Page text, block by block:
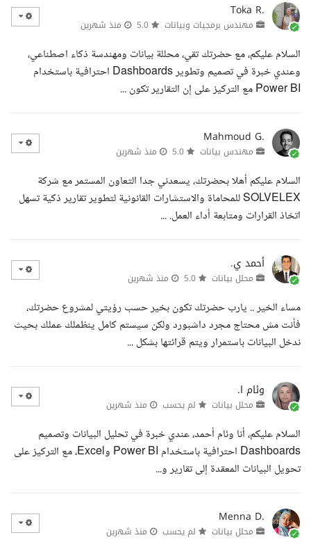
Toka R.
مهندس برمجيات وبيانات منذ شهرين
السلام عليكم، مع حضرتك تقي، محللة بيانات ومهندسة ذكاء اصطناعي،
وعندي خبرة في تصميم وتطوير Dashboards احترافية باستخدام
Power BI مع التركيز على إن التقارير تكون ...
Mahmoud G.
مهندس بيانات منذ شهرين
السلام عليكم أهلا بحضرتك، يسعدني جدا التعاون المستمر مع شركة
SOLVELEX للمحاماة والاستشارات القانونية لتطوير تقارير ذكية تسهل
اتخاذ القرارات ومتابعة أداء العمل. ...
أحمد ي.
محلل بيانات منذ شهرين
مساء الخير .. يارب حضرتك تكون بخير حسب رؤيتي لمشروع حضرتك،
فأنت مش محتاج مجرد داشبورد ولكن سيستم كامل ينظملك عملك بحيث
ندخل البيانات باستمرار ويتم قرائتها بشكل ...
وئام ا.
محلل بيانات لم يحسب منذ شهرين
السلام عليكم، أنا وئام أحمد، عندي خبرة في تحليل البيانات وتصميم
Dashboards احترافية باستخدام Power BI وExcel، مع التركيز على
تحويل البيانات المعقدة إلى تقارير و...
Menna D.
محلل بيانات لم يحسب منذ شهرين